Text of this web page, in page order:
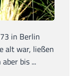
in Berlin
alt war, ließen
bis ...